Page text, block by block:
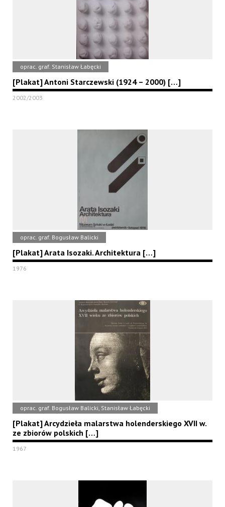
oprac. graf. Stanisław Łabęcki
[Plakat] Antoni Starczewski (1924 – 2000) […]
2002/2003
oprac. graf. Bogusław Balicki
[Plakat] Arata Isozaki. Architektura […]
1976
oprac. graf. Bogusław Balicki, Stanisław Łabęcki
[Plakat] Arcydzieła malarstwa holenderskiego XVII w.
ze zbiorów polskich […]
1967